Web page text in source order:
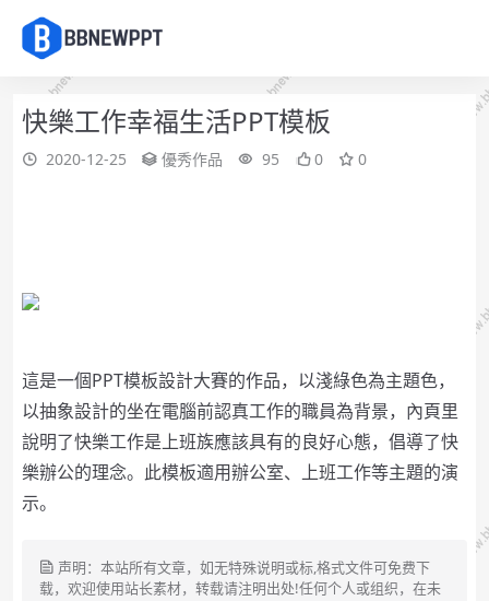
快樂工作幸福生活PPT模板
2020-12-25 優秀作品 95 0 0
這是一個PPT模板設計大賽的作品，以淺綠色為主題色，
以抽象設計的坐在電腦前認真工作的職員為背景，內頁里
說明了快樂工作是上班族應該具有的良好心態，倡導了快
樂辦公的理念。此模板適用辦公室、上班工作等主題的演
示。
声明：本站所有文章，如无特殊说明或标,格式文件可免费下
载，欢迎使用站长素材，转载请注明出处!任何个人或组织，在未